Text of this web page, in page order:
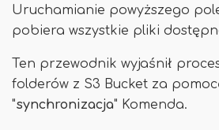
Uruchamianie powyższego
pobiera wszystkie pliki
Ten przewodnik wyjaśnił
folderów z S3 Bucket za
"synchronizacja" Komenda.